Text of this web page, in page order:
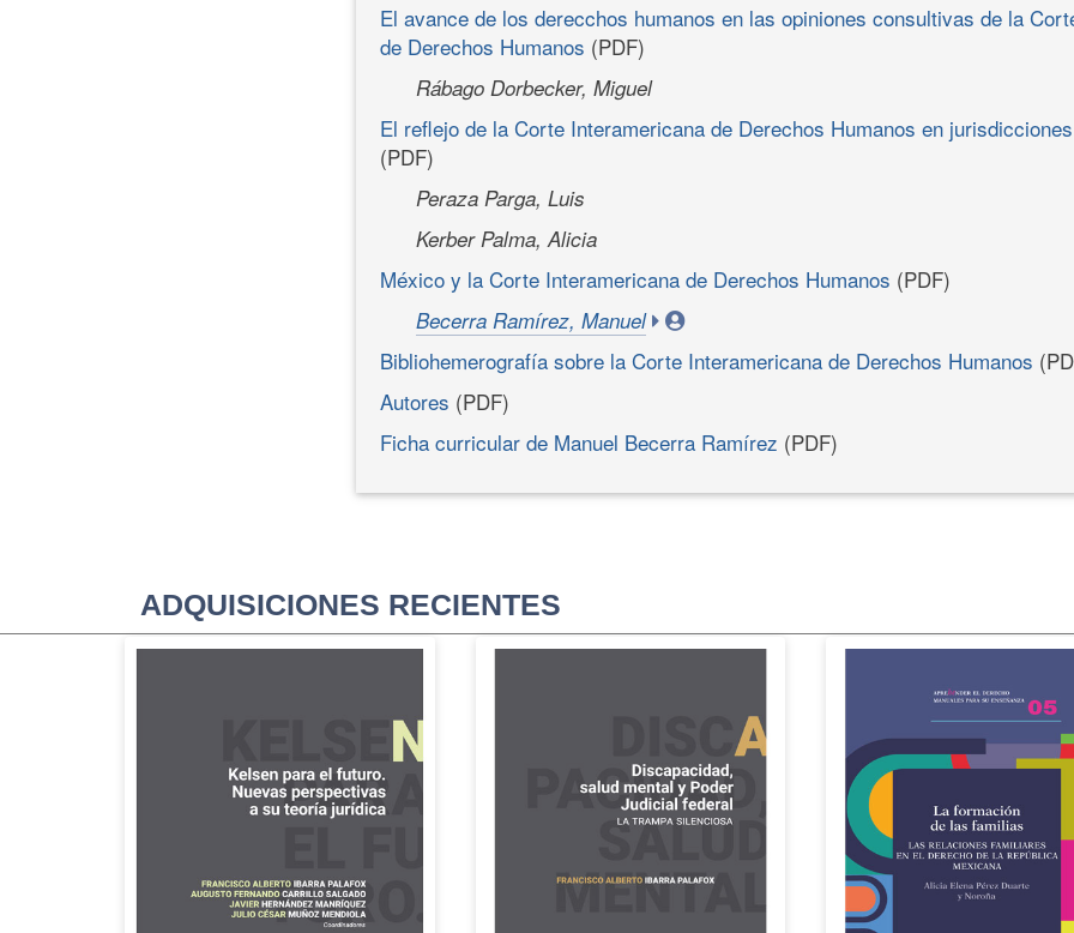
El avance de los derecchos humanos en las opiniones consultivas de la
de Derechos Humanos (PDF)
Rábago Dorbecker, Miguel
El reflejo de la Corte Interamericana de Derechos Humanos en
(PDF)
Peraza Parga, Luis
Kerber Palma, Alicia
México y la Corte Interamericana de Derechos Humanos (PDF)
Becerra Ramírez, Manuel
Bibliohemerografía sobre la Corte Interamericana de Derechos Humanos
Autores (PDF)
Ficha curricular de Manuel Becerra Ramírez (PDF)
ADQUISICIONES RECIENTES